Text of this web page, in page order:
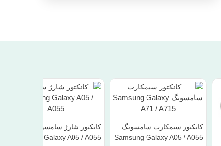
کانکتور سیمکارت سامسونگ
Samsung Galaxy A05 / A055
کانکتور شارژ سامسونگ
Samsung Galaxy A05 / A055